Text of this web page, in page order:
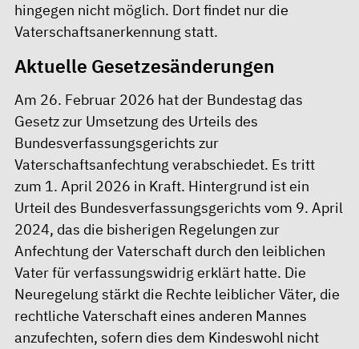
hingegen nicht möglich. Dort findet nur die
Vaterschaftsanerkennung statt.
Aktuelle Gesetzesänderungen
Am 26. Februar 2026 hat der Bundestag das
Gesetz zur Umsetzung des Urteils des
Bundesverfassungsgerichts zur
Vaterschaftsanfechtung verabschiedet. Es tritt
zum 1. April 2026 in Kraft. Hintergrund ist ein
Urteil des Bundesverfassungsgerichts vom 9. April
2024, das die bisherigen Regelungen zur
Anfechtung der Vaterschaft durch den leiblichen
Vater für verfassungswidrig erklärt hatte. Die
Neuregelung stärkt die Rechte leiblicher Väter, die
rechtliche Vaterschaft eines anderen Mannes
anzufechten, sofern dies dem Kindeswohl nicht